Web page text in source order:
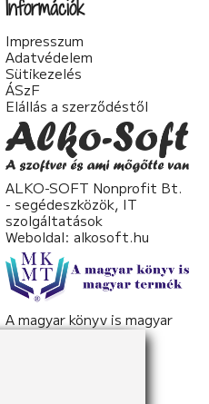
Információk
Impresszum
Adatvédelem
Sütikezelés
ÁSzF
Elállás a szerződéstől
ALKO-SOFT Nonprofit Bt.
- segédeszközök, IT
szolgáltatások
Weboldal: alkosoft.hu
A magyar könyv is magyar
termék